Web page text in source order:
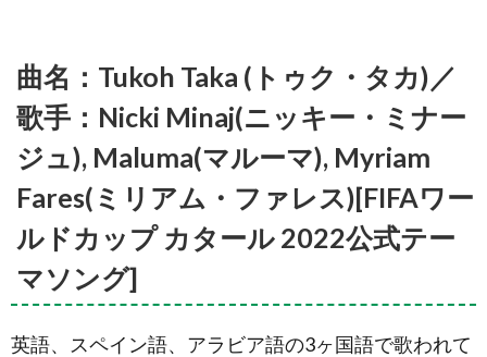
ーマソ
ング]
5.2.
曲
名：Wavin’
Flag (Coca-
Cola
Celebration
Mix)／歌
手：K’naan
[コカコー
ラ公式曲
Anthem for
FIFA World
曲名：Tukoh Taka (トゥク・タカ)／
歌手：Nicki Minaj(ニッキー・ミナー
ジュ), Maluma(マルーマ), Myriam
Fares(ミリアム・ファレス)[FIFAワー
ルドカップ カタール 2022公式テー
マソング]
英語、スペイン語、アラビア語の3ヶ国語で歌われて